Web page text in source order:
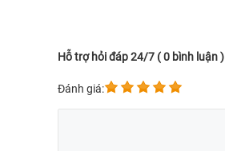
Hỗ trợ hỏi đáp 24/7 ( 0 bình luận )
Đánh giá: